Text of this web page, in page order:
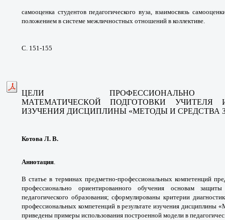
самооценка студентов педагогического вуза, взаимосвязь
положением в системе межличностных отношений в коллективе.
С. 151-155
ЦЕЛИ ПРОФЕССИОНАЛЬНО
МАТЕМАТИЧЕСКОЙ ПОДГОТОВКИ
ИЗУЧЕНИЯ ДИСЦИПЛИНЫ «МЕТОДЫ И
Котова Л. В.
Аннотация.
В статье в терминах предметно-профессиональных компетенций
профессионально ориентированного обучения основам защиты
педагогического образования; сформулированы критерии
профессиональных компетенций в результате изучения
приведены примеры использования построенной модели в